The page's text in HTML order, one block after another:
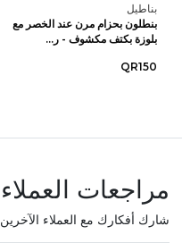
بناطيل
بنطلون بحزام مرن عند الخصر مع
بلوزة بكتف مكشوف - ر...
QR150
مراجعات العملاء
شارك أفكارك مع العملاء الآخرين